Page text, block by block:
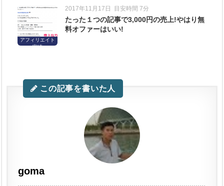
アフィリエイト
実績
2017年11月17日 目安時間 7分
たった１つの記事で3,000円の売上!やはり無
料オファーはいい!
この記事を書いた人
goma